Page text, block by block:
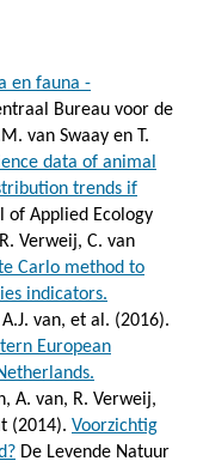
en fauna -
Bureau voor de
van Swaay en T.
data of animal
trends if
of Applied Ecology
Verweij, C. van
Carlo method to
indicators.
van, et al. (2016).
European
A. van, R. Verweij,
(2014). Voorzichtig
De Levende Natuur